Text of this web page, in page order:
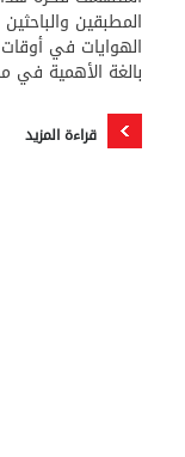
المطبقين
الهوايات في أوقات
بالغة الأهمية في
قراءة المزيد